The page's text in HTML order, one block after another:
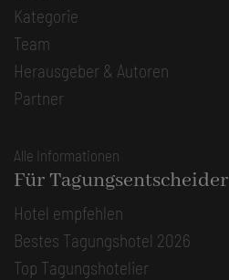
Kategorie
Team
Herausgeber & Autoren
Partner
Alle Informationen
Für Tagungsentscheider
Hotel empfehlen
Bestes Tagungshotel 2026
Top Tagungshotelier